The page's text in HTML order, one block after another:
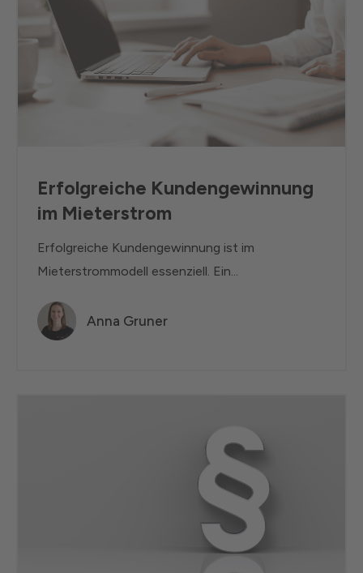
Erfolgreiche Kundengewinnung
im Mieterstrom
Erfolgreiche Kundengewinnung ist im
Mieterstrommodell essenziell. Ein...
Anna Gruner